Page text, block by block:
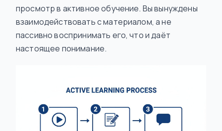
просмотр в активное обучение. Вы вынуждены
взаимодействовать с материалом, а не
пассивно воспринимать его, что и даёт
настоящее понимание.